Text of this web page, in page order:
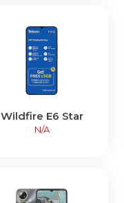
Wildfire E6 Star
N/A